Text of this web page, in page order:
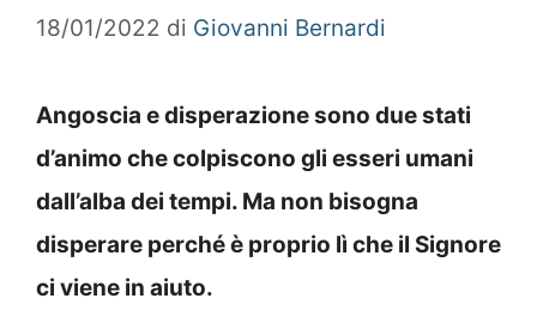
18/01/2022 di Giovanni Bernardi
Angoscia e disperazione sono due stati
d’animo che colpiscono gli esseri umani
dall’alba dei tempi. Ma non bisogna
disperare perché è proprio lì che il Signore
ci viene in aiuto.